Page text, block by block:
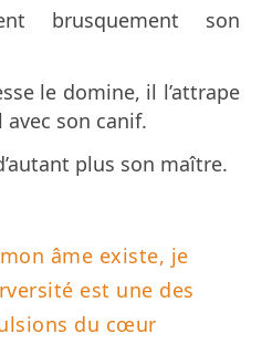
brusquement son
le domine, il l’attrape
son canif.
plus son maître.
âme existe, je
est une des
du cœur